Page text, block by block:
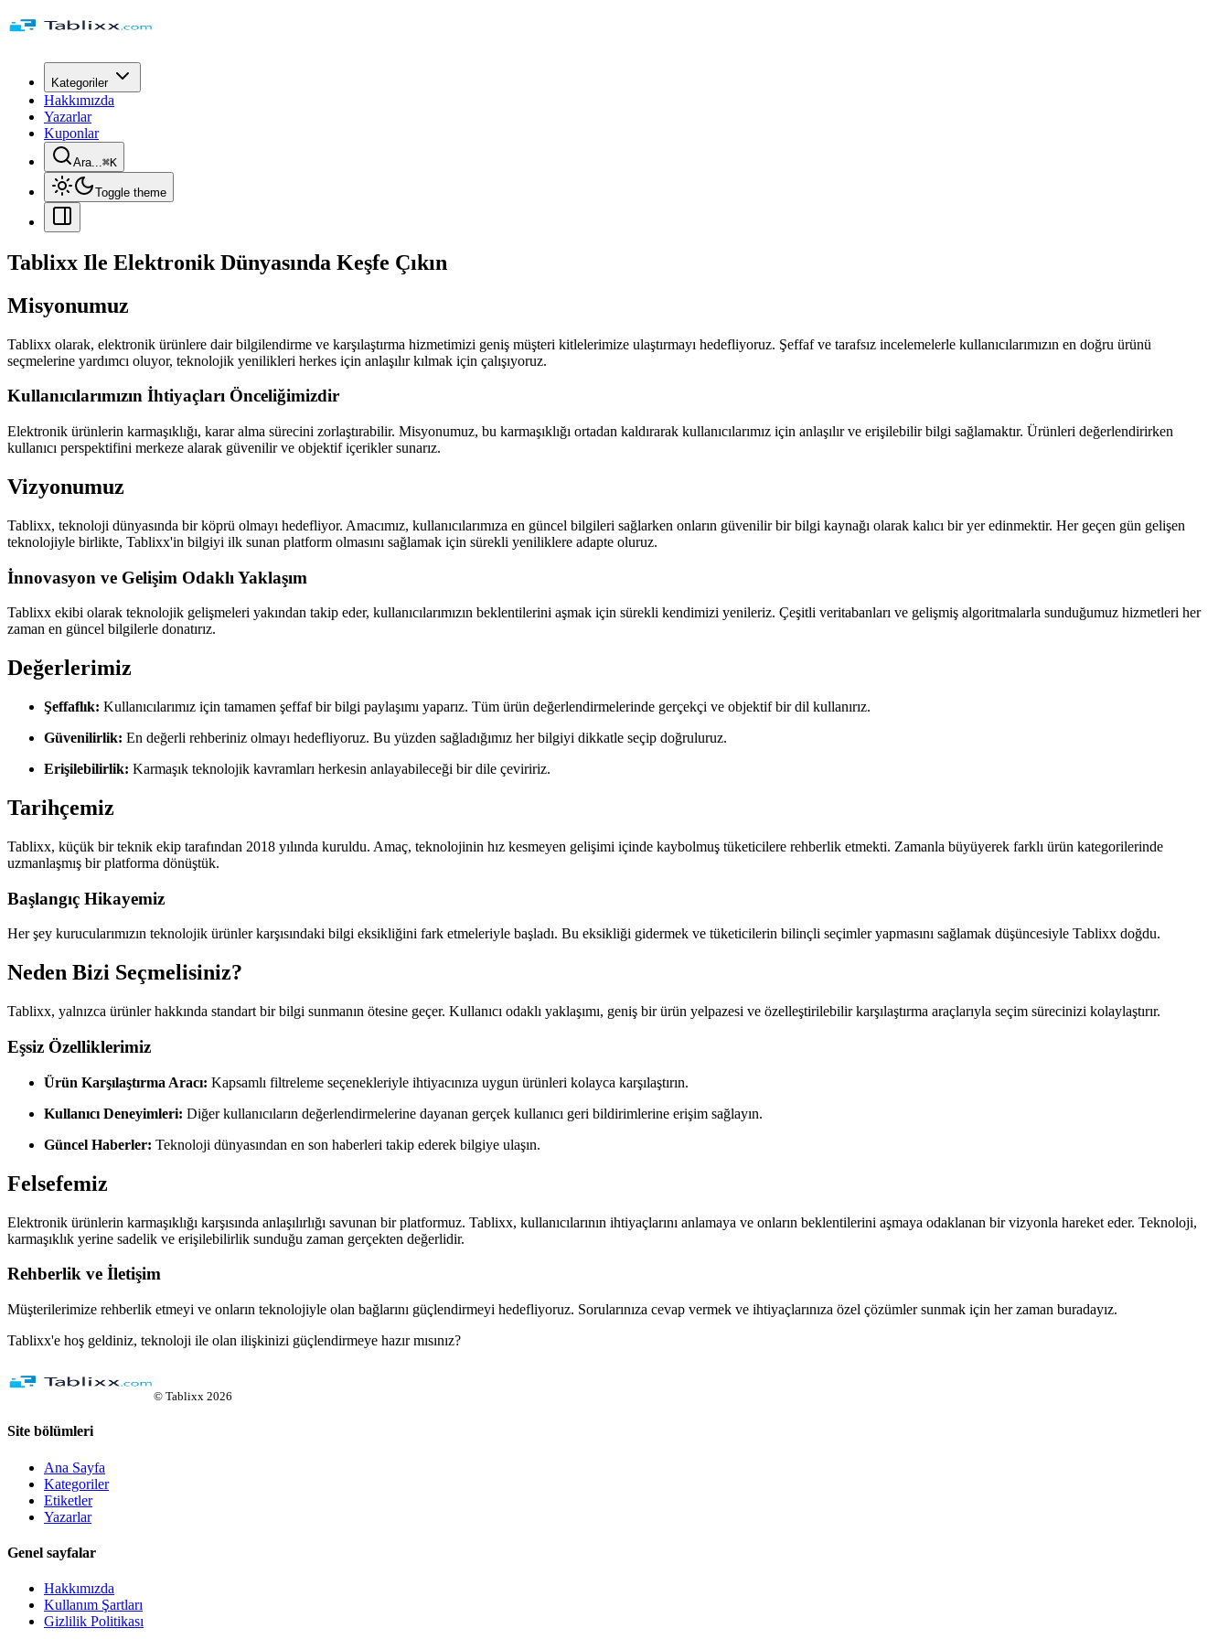
Kategoriler
Hakkımızda
Yazarlar
Kuponlar
Ara...⌘K
Toggle theme
Tablixx Ile Elektronik Dünyasında Keşfe Çıkın
Misyonumuz
Tablixx olarak, elektronik ürünlere dair bilgilendirme ve karşılaştırma hizmetimizi geniş müşteri kitlelerimize ulaştırmayı hedefliyoruz. Şeffaf ve tarafsız incelemelerle kullanıcılarımızın en doğru ürünü
seçmelerine yardımcı oluyor, teknolojik yenilikleri herkes için anlaşılır kılmak için çalışıyoruz.
Kullanıcılarımızın İhtiyaçları Önceliğimizdir
Elektronik ürünlerin karmaşıklığı, karar alma sürecini zorlaştırabilir. Misyonumuz, bu karmaşıklığı ortadan kaldırarak kullanıcılarımız için anlaşılır ve erişilebilir bilgi sağlamaktır. Ürünleri değerlendirirken
kullanıcı perspektifini merkeze alarak güvenilir ve objektif içerikler sunarız.
Vizyonumuz
Tablixx, teknoloji dünyasında bir köprü olmayı hedefliyor. Amacımız, kullanıcılarımıza en güncel bilgileri sağlarken onların güvenilir bir bilgi kaynağı olarak kalıcı bir yer edinmektir. Her geçen gün gelişen
teknolojiyle birlikte, Tablixx'in bilgiyi ilk sunan platform olmasını sağlamak için sürekli yeniliklere adapte oluruz.
İnnovasyon ve Gelişim Odaklı Yaklaşım
Tablixx ekibi olarak teknolojik gelişmeleri yakından takip eder, kullanıcılarımızın beklentilerini aşmak için sürekli kendimizi yenileriz. Çeşitli veritabanları ve gelişmiş algoritmalarla sunduğumuz hizmetleri her
zaman en güncel bilgilerle donatırız.
Değerlerimiz
Şeffaflık: Kullanıcılarımız için tamamen şeffaf bir bilgi paylaşımı yaparız. Tüm ürün değerlendirmelerinde gerçekçi ve objektif bir dil kullanırız.
Güvenilirlik: En değerli rehberiniz olmayı hedefliyoruz. Bu yüzden sağladığımız her bilgiyi dikkatle seçip doğruluruz.
Erişilebilirlik: Karmaşık teknolojik kavramları herkesin anlayabileceği bir dile çeviririz.
Tarihçemiz
Tablixx, küçük bir teknik ekip tarafından 2018 yılında kuruldu. Amaç, teknolojinin hız kesmeyen gelişimi içinde kaybolmuş tüketicilere rehberlik etmekti. Zamanla büyüyerek farklı ürün kategorilerinde
uzmanlaşmış bir platforma dönüştük.
Başlangıç Hikayemiz
Her şey kurucularımızın teknolojik ürünler karşısındaki bilgi eksikliğini fark etmeleriyle başladı. Bu eksikliği gidermek ve tüketicilerin bilinçli seçimler yapmasını sağlamak düşüncesiyle Tablixx doğdu.
Neden Bizi Seçmelisiniz?
Tablixx, yalnızca ürünler hakkında standart bir bilgi sunmanın ötesine geçer. Kullanıcı odaklı yaklaşımı, geniş bir ürün yelpazesi ve özelleştirilebilir karşılaştırma araçlarıyla seçim sürecinizi kolaylaştırır.
Eşsiz Özelliklerimiz
Ürün Karşılaştırma Aracı: Kapsamlı filtreleme seçenekleriyle ihtiyacınıza uygun ürünleri kolayca karşılaştırın.
Kullanıcı Deneyimleri: Diğer kullanıcıların değerlendirmelerine dayanan gerçek kullanıcı geri bildirimlerine erişim sağlayın.
Güncel Haberler: Teknoloji dünyasından en son haberleri takip ederek bilgiye ulaşın.
Felsefemiz
Elektronik ürünlerin karmaşıklığı karşısında anlaşılırlığı savunan bir platformuz. Tablixx, kullanıcılarının ihtiyaçlarını anlamaya ve onların beklentilerini aşmaya odaklanan bir vizyonla hareket eder. Teknoloji,
karmaşıklık yerine sadelik ve erişilebilirlik sunduğu zaman gerçekten değerlidir.
Rehberlik ve İletişim
Müşterilerimize rehberlik etmeyi ve onların teknolojiyle olan bağlarını güçlendirmeyi hedefliyoruz. Sorularınıza cevap vermek ve ihtiyaçlarınıza özel çözümler sunmak için her zaman buradayız.
Tablixx'e hoş geldiniz, teknoloji ile olan ilişkinizi güçlendirmeye hazır mısınız?
© Tablixx 2026
Site bölümleri
Ana Sayfa
Kategoriler
Etiketler
Yazarlar
Genel sayfalar
Hakkımızda
Kullanım Şartları
Gizlilik Politikası